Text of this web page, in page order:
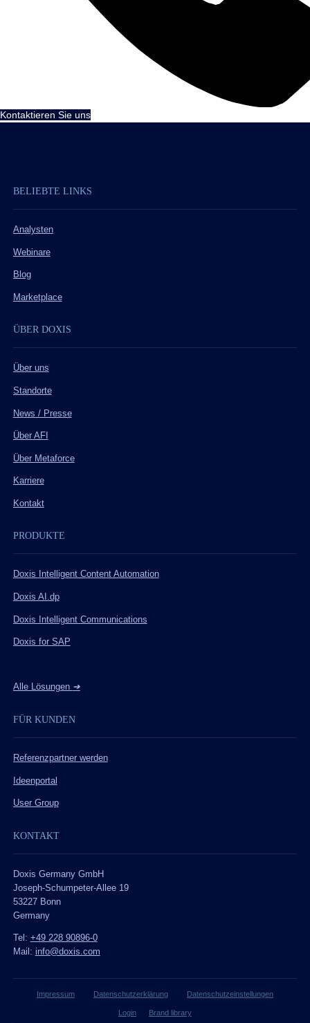
Kontaktieren Sie uns
BELIEBTE LINKS
Analysten
Webinare
Blog
Marketplace
ÜBER DOXIS
Über uns
Standorte
News / Presse
Über AFI
Über Metaforce
Karriere
Kontakt
PRODUKTE
Doxis Intelligent Content Automation
Doxis AI.dp
Doxis Intelligent Communications
Doxis for SAP
Alle Lösungen ➔
FÜR KUNDEN
Referenzpartner werden
Ideenportal
User Group
KONTAKT
Doxis Germany GmbH
Joseph-Schumpeter-Allee 19
53227 Bonn
Germany
Tel: +49 228 90896-0
Mail: info@doxis.com
Impressum Datenschutzerklärung Datenschutzeinstellungen
Login Brand library